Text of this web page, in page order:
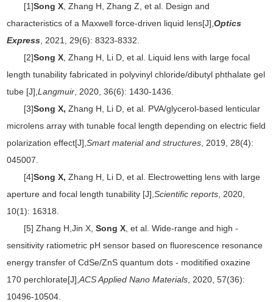
[1]Song X , Zhang H, Zhang Z, et al. Design and
characteristics of a Maxwell force-driven liquid lens[J],Optics
Express , 2021, 29(6): 8323-8332.
[2]Song X , Zhang H, Li D, et al. Liquid lens with large focal
length tunability fabricated in polyvinyl chloride/dibutyl phthalate gel
tube [J],Langmuir , 2020, 36(6): 1430-1436.
[3]Song X,Zhang H, Li D, et al. PVA/glycerol-based lenticular
microlens array with tunable focal length depending on electric field
polarization effect[J],Smart material and structures , 2019, 28(4):
045007.
[4]Song X,Zhang H, Li D, et al. Electrowetting lens with large
aperture and focal length tunability [J],Scientific reports , 2020,
10(1): 16318.
[5] Zhang H,Jin X,Song X , et al. Wide-range and high -
sensitivity ratiometric pH sensor based on fluorescence resonance
energy transfer of CdSe/ZnS quantum dots - moditified oxazine
170 perchlorate[J],ACS Applied Nano Materials , 2020, 57(36):
10496-10504.